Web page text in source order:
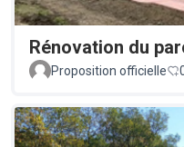
Rénovation du
Proposition officielle